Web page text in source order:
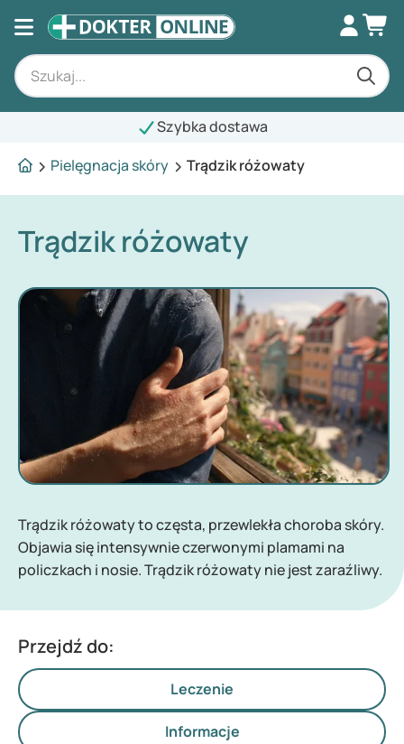
Szybka dostawa
Pielęgnacja skóry
Trądzik różowaty
Trądzik różowaty
Trądzik różowaty to częsta, przewlekła choroba skóry.
Objawia się intensywnie czerwonymi plamami na
policzkach i nosie. Trądzik różowaty nie jest zaraźliwy.
Przejdź do:
Leczenie
Informacje